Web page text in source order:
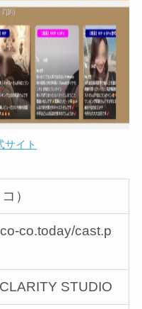
サイト
）
co.today/cast.p
STUDIO